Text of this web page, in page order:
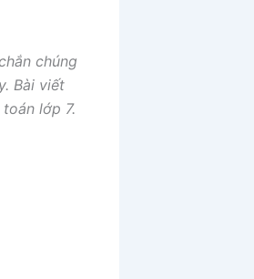
chúng
Bài viết
lớp 7.